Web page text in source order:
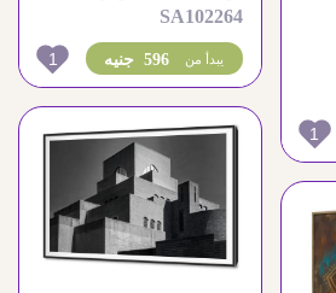
1
بتصميم خط عربي
إسلامي متميز
SA102264
596 جنيه يبدأ من 1